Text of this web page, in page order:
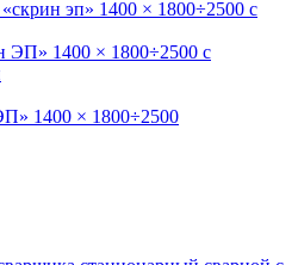
1400 × 1800÷2500